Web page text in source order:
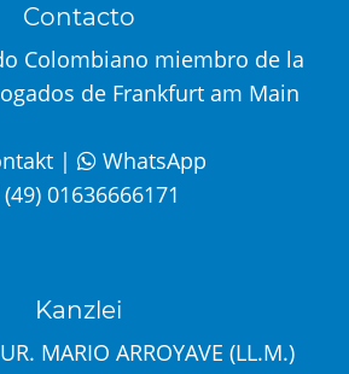
Contacto
Colombiano miembro de la
de Frankfurt am Main
|
WhatsApp
(49) 01636666171
Kanzlei
MARIO ARROYAVE (LL.M.)